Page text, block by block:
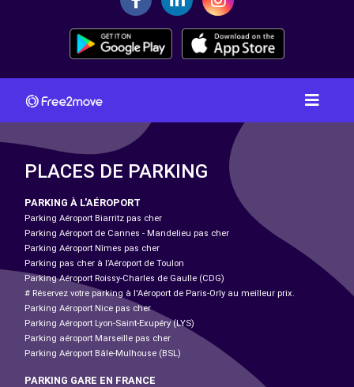
PLACES DE PARKING
PARKING À L'AÉROPORT
Parking Aéroport Biarritz pas cher
Parking Aéroport de Cannes - Mandelieu pas cher
Parking Aéroport Nîmes pas cher
Parking pas cher à l’Aéroport de Toulon
Parking Aéroport Roissy-Charles de Gaulle (CDG)
# Réservez votre parking à l'Aéroport de Paris-Orly au meilleur prix.
Parking Aéroport Nice pas cher
Parking Aéroport Lyon-Saint-Exupéry (LYS)
Parking aéroport Marseille pas cher
Parking Aéroport Bâle-Mulhouse (BSL)
PARKING GARE EN FRANCE